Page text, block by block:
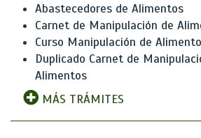
Abastecedores de Alimentos
Carnet de Manipulación de
Curso Manipulación de
Duplicado Carnet de
Alimentos
MÁS TRÁMITES